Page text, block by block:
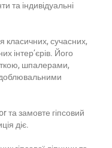
та індивідуальні
класичних, сучасних,
інтер’єрів. Його
шпалерами,
та замовте гіпсовий
діє.